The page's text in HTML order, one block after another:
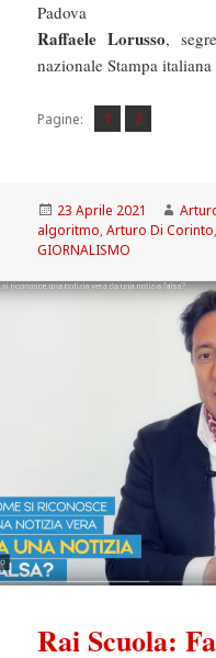
Padova
Raffaele Lorusso,
nazionale Stampa
Pagine: Pagina
1 ,
Pagina
2
Scritto
il
23 Aprile 2021
algoritmo,Arturo Di Corinto
GIORNALISMO
Rai Scuola: